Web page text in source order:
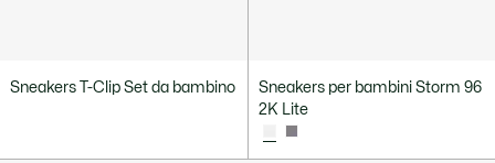
Sneakers T-Clip Set da bambino
Sneakers per bambini Storm 96
2K Lite